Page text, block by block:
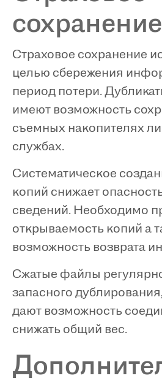
сохранение
Страховое сохранение
целью сбережения
период потери.
имеют возможность
съемных накопителях
службах.
Систематическое
копий снижает
сведений. Необходимо
открываемость копий а
возможность возврата
Сжатые файлы
запасного
дают возможность
снижать общий вес.